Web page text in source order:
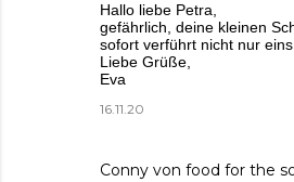
Hallo liebe Petra,
gefährlich, deine kleinen
sofort verführt nicht nur
Liebe Grüße,
Eva
16.11.20
Conny von food for the